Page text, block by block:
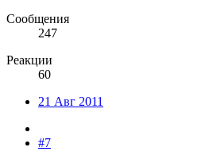
Сообщения
247
Реакции
60
21 Авг 2011
#7